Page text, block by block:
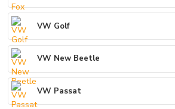
VW Golf
VW New Beetle
VW Passat